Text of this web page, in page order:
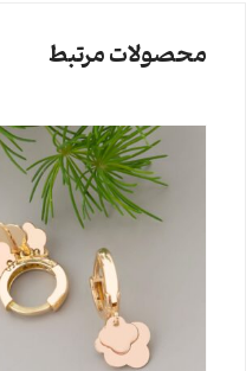
محصولات مرتبط